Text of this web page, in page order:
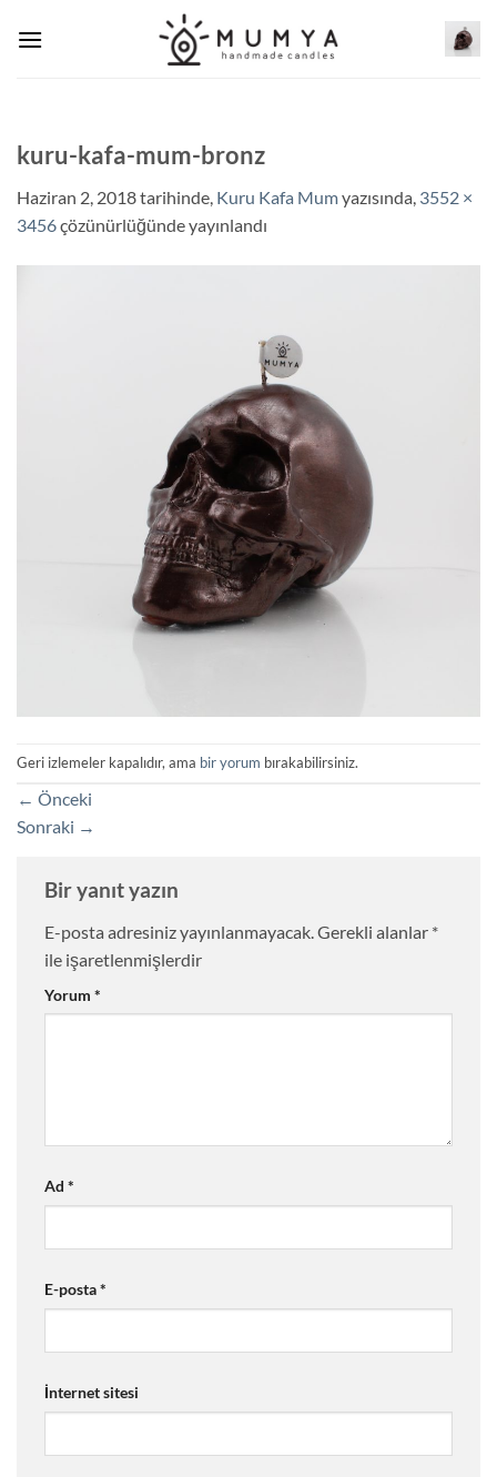
atla
kuru-kafa-mum-bronz
Haziran 2, 2018tarihinde, Kuru Kafa Mumyazısında, 3552 ×
3456çözünürlüğünde yayınlandı
Geri izlemeler kapalıdır, ama bir yorum bırakabilirsiniz.
← Önceki
Sonraki →
Bir yanıt yazın
E-posta adresiniz yayınlanmayacak. Gerekli alanlar *
ile işaretlenmişlerdir
Yorum *
Ad *
E-posta*
İnternet sitesi